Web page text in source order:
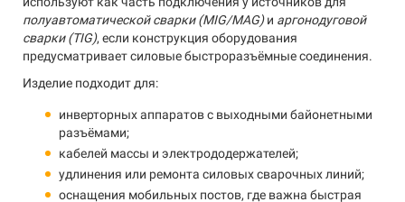
полуавтоматической сварки (MIG/MAG)и аргонодуговой
сварки (TIG), если конструкция оборудования
предусматривает силовые быстроразъёмные соединения.
Изделие подходит для:
инверторных аппаратов с выходными байонетными
разъёмами;
кабелей массы и электрододержателей;
удлинения или ремонта силовых сварочных линий;
оснащения мобильных постов, где важна быстрая